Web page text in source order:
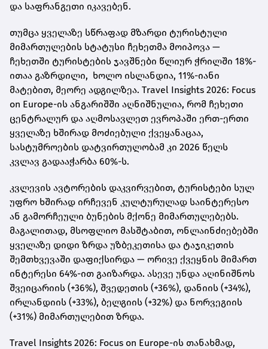
და საფრანგეთი იკავებენ.
თუმცა ყველაზე სწრაფად მზარდი ტურისტული
მიმართულების სტატუსი ჩეხეთმა მოიპოვა —
ჩეხეთში ტურისტების ჯავშნები წლიურ ჭრილში 18%-
ითაა გაზრდილი, ხოლო ისლანდია, 11%-იანი
მატებით, მეორე ადგილზეა. Travel Insights 2026: Focus
on Europe-ის ანგარიშში აღნიშნულია, რომ ჩეხეთი
ცენტრალურ და აღმოსავლეთ ევროპაში ერთ-ერთი
ყველაზე ხშირად მოძიებული ქვეყანაცაა,
სასტუმროების დატვირთულობამ კი 2026 წელს
კვლავ გადააჭარბა 60%-ს.
კვლევის ავტორების დაკვირვებით, ტურისტები სულ
უფრო ხშირად ირჩევენ კულტურულად საინტერესო
ან გამორჩეული ბუნების მქონე მიმართულებებს.
მაგალითად, მსოფლიო მასშტაბით, ონლაინძიებებში
ყველაზე დიდი ზრდა უზბეკეთისა და ტაჯიკეთის
შემთხვევაში დაფიქსირდა — ორივე ქვეყნის მიმართ
ინტერესი 64%-ით გაიზარდა. ასევე უნდა აღინიშნოს
შვეიცარიის (+36%), შვედეთის (+36%), დანიის (+34%),
ირლანდიის (+33%), ბელგიის (+32%) და ნორვეგიის
(+31%) მიმართულებით ზრდა.
Travel Insights 2026: Focus on Europe-ის თანახმად,